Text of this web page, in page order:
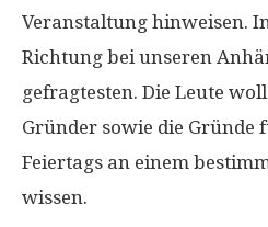
Veranstaltung hinweisen.
Richtung bei unseren
gefragtesten. Die Leute
Gründer sowie die Gründe
Feiertags an einem
wissen.